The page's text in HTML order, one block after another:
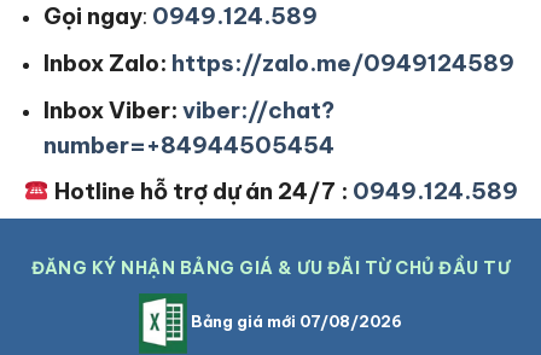
Gọi ngay: 0949.124.589
Inbox Zalo: https://zalo.me/0949124589
Inbox Viber: viber://chat?
number=+84944505454
Hotline hỗ trợ dự án 24/7 : 0949.124.589
ĐĂNG KÝ NHẬN BẢNG GIÁ & ƯU ĐÃI TỪ CHỦ ĐẦU TƯ
Bảng giá mới 07/08/2026